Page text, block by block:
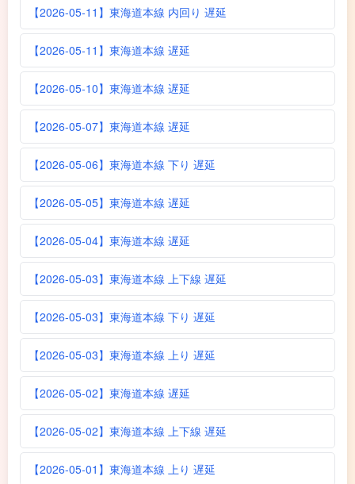
【2026-05-11】東海道本線 内回り 遅延
【2026-05-11】東海道本線 遅延
【2026-05-10】東海道本線 遅延
【2026-05-07】東海道本線 遅延
【2026-05-06】東海道本線 下り 遅延
【2026-05-05】東海道本線 遅延
【2026-05-04】東海道本線 遅延
【2026-05-03】東海道本線 上下線 遅延
【2026-05-03】東海道本線 下り 遅延
【2026-05-03】東海道本線 上り 遅延
【2026-05-02】東海道本線 遅延
【2026-05-02】東海道本線 上下線 遅延
【2026-05-01】東海道本線 上り 遅延